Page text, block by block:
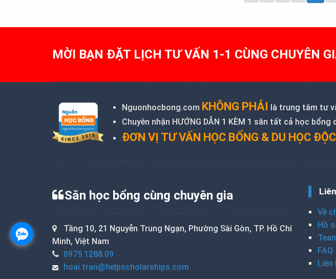
MỜI BẠN ĐẶT LỊCH TƯ VẤN 1-1 CÙNG CHUYÊN
Nguonhocbong.com KHÔNG PHẢI là trung tâm tư
Chuyên nhận HƯỚNG DẪN 1 KÈM 1 săn tất cả học
ĐƠN VỊ TƯ VẤN HỌC BỔNG & DU HỌC
Săn học bổng cùng chuyên gia
Tầng 10, 21 Nguyễn Trung Ngạn, Phường Sài Gòn, TP. Hồ Chí
Minh, Việt Nam
0975.1288.09
hoai.tran@helpscholarships.com
Về
Hồ
FAQ
Liên